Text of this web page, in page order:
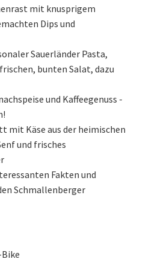
mit knusprigem
Dips und
Sauerländer Pasta,
bunten Salat, dazu
und Kaffeegenuss -
mit Käse aus der heimischen
und frisches
Fakten und
Schmallenberger